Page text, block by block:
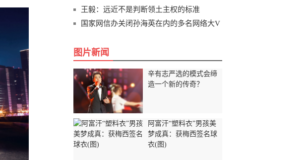
品
王毅：远近不是判断领土主权的标准
国家网信办关闭孙海英在内的多名网络大V
图片新闻
辛有志严选的模式会缔
造一个新的传奇？
阿富汗“塑料衣”男孩美
梦成真：获梅西签名球
衣(图)